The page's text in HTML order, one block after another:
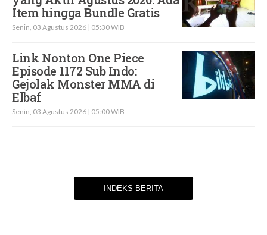
Item hingga Bundle Gratis
Senin, 03 Agustus 2026 | 05:30 WIB
Link Nonton One Piece
Episode 1172 Sub Indo:
Gejolak Monster MMA di
Elbaf
Senin, 03 Agustus 2026 | 05:00 WIB
INDEKS BERITA